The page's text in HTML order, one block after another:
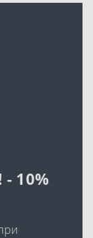
- 10%